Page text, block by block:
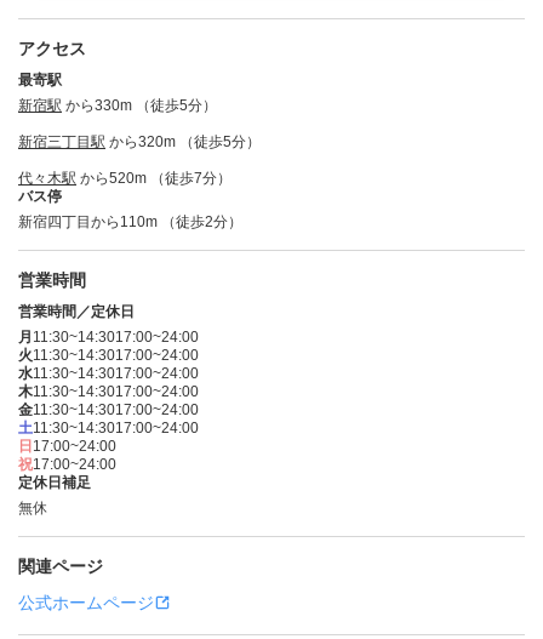
アクセス
最寄駅
新宿駅 から330m （徒歩5分）
新宿三丁目駅 から320m （徒歩5分）
代々木駅 から520m （徒歩7分）
バス停
新宿四丁目から110m （徒歩2分）
営業時間
営業時間／定休日
月 11:30~14:3017:00~24:00
火11:30~14:3017:00~24:00
水11:30~14:3017:00~24:00
木11:30~14:3017:00~24:00
金11:30~14:3017:00~24:00
土11:30~14:3017:00~24:00
日 17:00~24:00
祝17:00~24:00
定休日補足
無休
関連ページ
公式ホームページ